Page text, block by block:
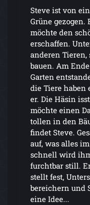
Steve ist von
Grüne
möchte den
erschaffen.
anderen
bauen. Am
Garten
die Tiere haben
er. Die Häsin
möchte einen
tollen in den
findet Steve.
auf, was alles
schnell wird
furchtbar still.
stellt fest,
bereichern und
eine Idee...